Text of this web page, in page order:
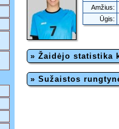
Amžius:
Ūgis:
» Žaidėjo statistika
» Sužaistos